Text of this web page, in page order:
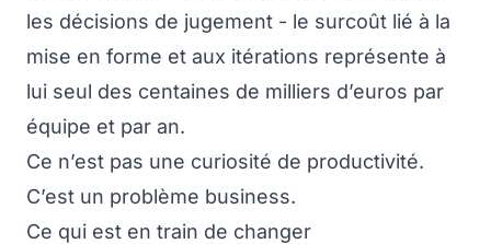
les décisions de jugement - le surcoût lié à la
mise en forme et aux itérations représente à
lui seul des centaines de milliers d’euros par
équipe et par an.
Ce n’est pas une curiosité de productivité.
C’est un problème business.
Ce qui est en train de changer